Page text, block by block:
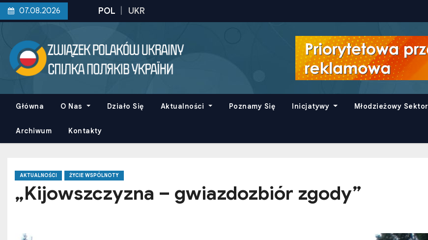
k
e
07.08.2026
Główna O Nas Działo Się Aktualności Poznamy Się Inicjatywy Młodzieżowy Sektor
Archiwum Kontakty
AKTUALNOŚCI ŻYCIE WSPÓLNOTY
„Kijowszczyzna – gwiazdozbiór zgody”